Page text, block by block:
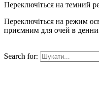
Переключіться на темний
Переключіться на режим
приємним для очей в
Search for: